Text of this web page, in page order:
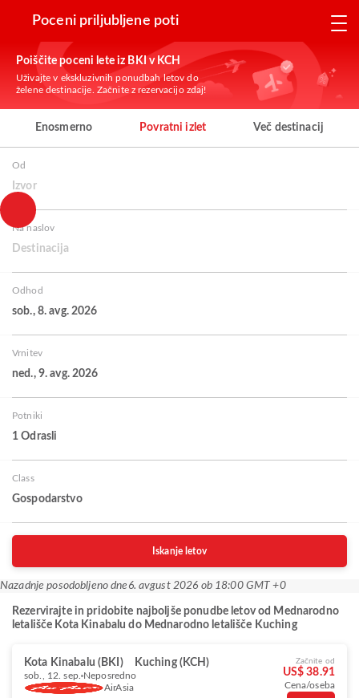
Poceni priljubljene poti
Poiščite poceni lete iz BKI v KCH
Uživajte v ekskluzivnih ponudbah letov do
želene destinacije. Začnite z rezervacijo zdaj!
Enosmerno Povratni izlet Več destinacij
Od
Izvor
Na naslov
Destinacija
Odhod
sob., 8. avg. 2026
Vrnitev
ned., 9. avg. 2026
Potniki
1 Odrasli
Class
Gospodarstvo
Iskanje letov
Nazadnje posodobljeno dne 6. avgust 2026 ob 18:00 GMT +0
Rezervirajte in pridobite najboljše ponudbe letov od Mednarodno
letališče Kota Kinabalu do Mednarodno letališče Kuching
Kota Kinabalu (BKI) Kuching (KCH)
sob., 12. sep. Neposredno
AirAsia
Začnite od
US$ 38.91
Cena/oseba